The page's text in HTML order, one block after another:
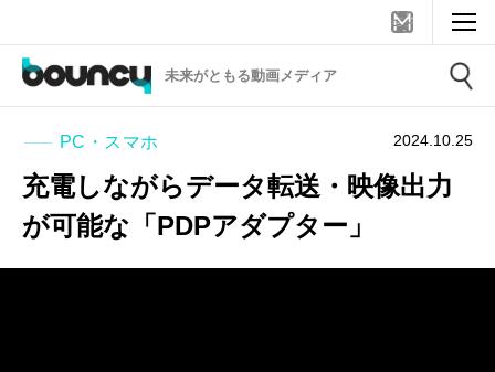
未来がともる動画メディア
PC・スマホ 2024.10.25
充電しながらデータ転送・映像出力
が可能な「PDPアダプター」